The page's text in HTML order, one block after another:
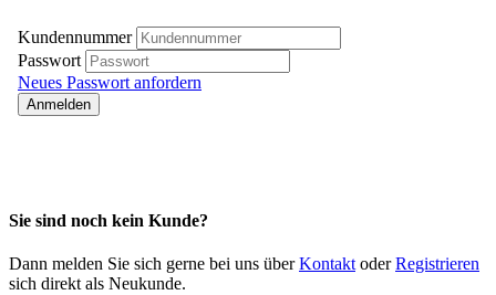
Sie sind noch kein Kunde?
Dann melden Sie sich gerne bei uns überKontakt oderRegistrieren
sich direkt als Neukunde.